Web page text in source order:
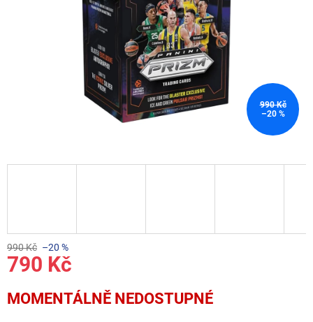
990 Kč
–20 %
990 Kč –20 %
790 Kč
cena:
MOMENTÁLNĚ NEDOSTUPNÉ